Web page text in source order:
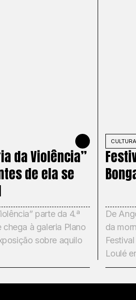
MAY 22, 2026
da Violência”
de ela se
parte da 4.ª
à galeria Plano
sobre aquilo
CULTURA
De
da
Loulé